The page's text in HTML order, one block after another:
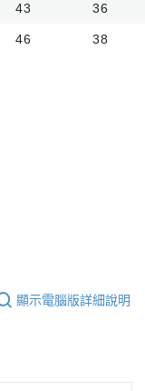
43 36
46 38
顯示電腦版詳細說明